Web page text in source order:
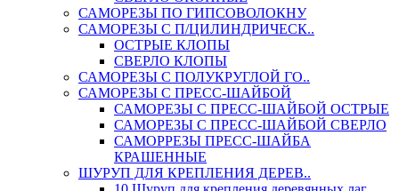
САМОРЕЗЫ ПО ГИПСОВОЛОКНУ
САМОРЕЗЫ С П/ЦИЛИНДРИЧЕСК..
ОСТРЫЕ КЛОПЫ
СВЕРЛО КЛОПЫ
САМОРЕЗЫ С ПОЛУКРУГЛОЙ ГО..
САМОРЕЗЫ С ПРЕСС-ШАЙБОЙ
САМОРЕЗЫ С ПРЕСС-ШАЙБОЙ ОСТРЫЕ
САМОРЕЗЫ С ПРЕСС-ШАЙБОЙ СВЕРЛО
САМОРРЕЗЫ ПРЕСС-ШАЙБА
КРАШЕННЫЕ
ШУРУП ДЛЯ КРЕПЛЕНИЯ ДЕРЕВ..